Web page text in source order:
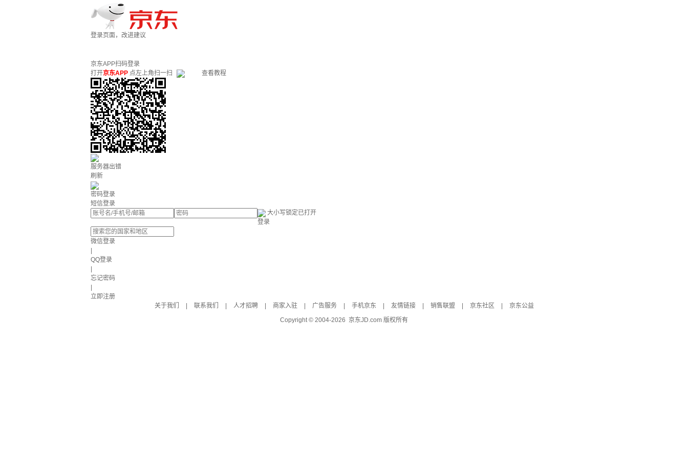
登录页面，改进建议
京东APP扫码登录
打开京东APP 点左上角扫一扫 查看教程
服务器出错
刷新
密码登录
短信登录
大小写锁定已打开
登录
微信登录
QQ登录
忘记密码
立即注册
关于我们
联系我们 人才招聘 商家入驻 广告服务 手机京东 友情链接 销售联盟 京东社区
京东公益
Copyright © 2004-2026 京东JD.com 版权所有